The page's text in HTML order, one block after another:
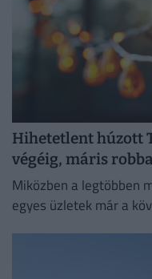
Hihetetlent húzott
végéig, máris
Miközben a legtöbben
egyes üzletek már a